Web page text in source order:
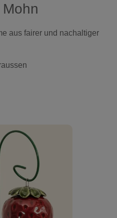
aus fairer und nachaltiger